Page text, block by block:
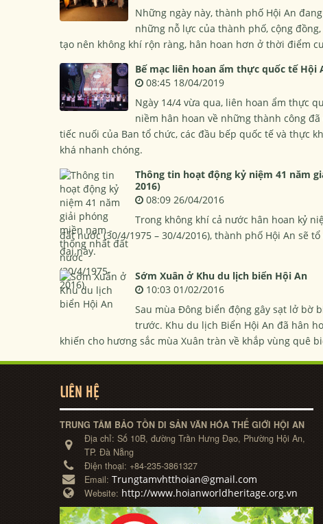
Những ngày này, thành phố Hội An
những nỗ lực của thành phố, cộng
tạo nên không khí rộn ràng, hân hoan hơn ở thời điểm
Bế mạc liên hoan ẩm thực quốc tế Hội
08:45 18/04/2019
Ngày 14/4 vừa qua, liên hoan ẩm thực
niềm hân hoan về những thành công
tiếc nuối của Ban tổ chức, các đầu bếp quốc tế và thực
khá nhanh chóng.
Thông tin hoạt động kỷ niệm 41 năm
2016)
08:09 26/04/2016
Trong không khí cả nước hân hoan kỷ
đất nước (30/4/1975 – 30/4/2016), thành phố Hội An sẽ
đại này.
Sớm Xuân ở Khu du lịch biển Hội An
10:03 01/02/2016
Sau mùa Đông biển động gây sạt lở bờ
trước. Khu du lịch Biển Hội An đã hân
khiến cho hương sắc mùa Xuân tràn về khắp vùng quê
LIÊN HỆ
TRUNG TÂM BẢO TỒN DI SẢN VĂN HÓA THẾ GIỚI HỘI AN
Địa chỉ: Số 10B, đường Trần Hưng Đạo, Phường Hội An,
TP. Đà Nẵng
Điện thoại: +84-235-3861327
Email: Trungtamvhtthoian@gmail.com
Website: http://www.hoianworldheritage.org.vn